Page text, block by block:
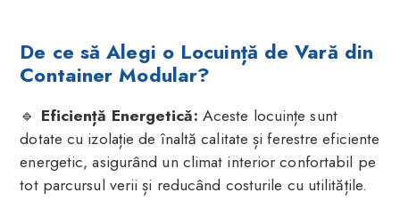
De ce să Alegi o Locuință de Vară din
Container Modular?
🔹 Eficiență Energetică: Aceste locuințe sunt
dotate cu izolație de înaltă calitate și ferestre eficiente
energetic, asigurând un climat interior confortabil pe
tot parcursul verii și reducând costurile cu utilitățile.